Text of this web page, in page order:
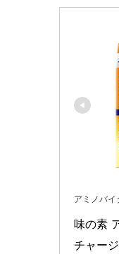
アミノバイ
味の素
チャー